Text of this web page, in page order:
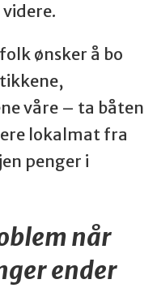
ønsker å bo
våre – ta båten
lokalmat fra
penger i
når
ender